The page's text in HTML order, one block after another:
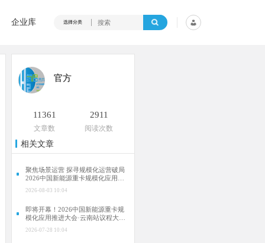
企业库 选择分类
官方
11361
文章数
2911
阅读次数
相关文章
聚焦场景运营 探寻规模化运营破局
2026中国新能源重卡规模化应用推
2026-08-03 10:04
即将开幕！2026中国新能源重卡规
模化应用推进大会·云南站议程大曝
2026-07-28 10:04